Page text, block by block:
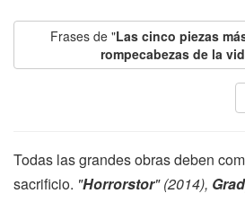
Frases de "Las cinco piezas
rompecabezas de la
Todas las grandes obras deben
sacrificio. "Horrorstor" (2014),